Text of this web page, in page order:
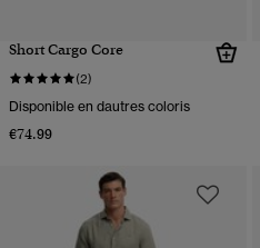
Short Cargo Core
(2)
Disponible en dautres coloris
€74.99